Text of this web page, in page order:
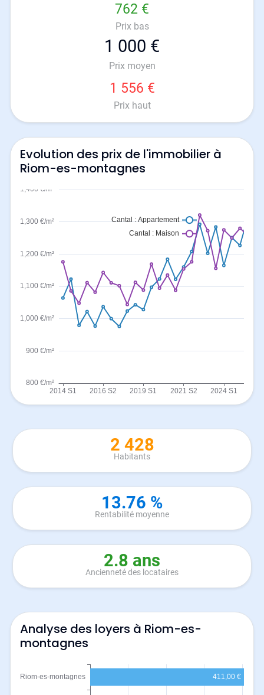
762 €
Prix bas
1 000 €
Prix moyen
1 556 €
Prix haut
Evolution des prix de l'immobilier à
Riom-es-montagnes
2 428
Habitants
13.76 %
Rentabilité moyenne
2.8 ans
Ancienneté des locataires
Analyse des loyers à Riom-es-
montagnes